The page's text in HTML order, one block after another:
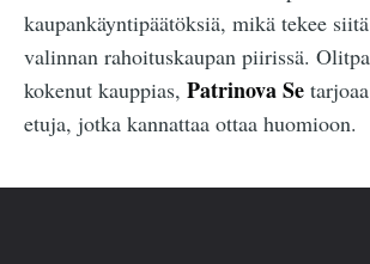
kaupankäyntipäätöksiä, mikä tekee
valinnan rahoituskaupan piirissä.
kokenut kauppias, Patrinova Se
etuja, jotka kannattaa ottaa huomioon.